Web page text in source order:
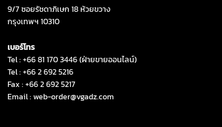
9/7 ซอยรัชดาภิเษก 18 ห้วยขวาง
กรุงเทพฯ 10310
เบอร์โทร
Tel : +66 81 170 3446 (ฝ่ายขายออนไลน์)
Tel : +66 2 692 5216
Fax : +66 2 692 5217
Email :web-order@vgadz.com